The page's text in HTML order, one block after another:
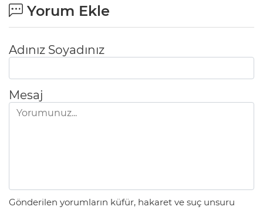
Yorum Ekle
Adınız Soyadınız
Mesaj
Gönderilen yorumların küfür, hakaret ve suç unsuru